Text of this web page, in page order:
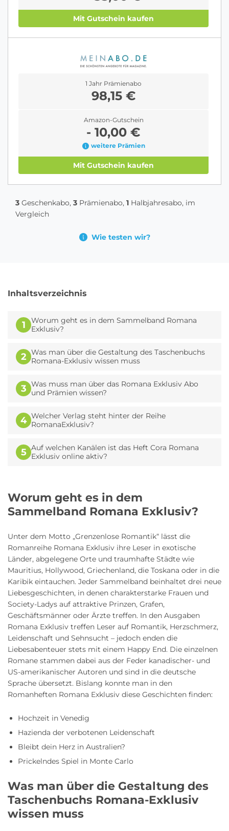
Mit Gutschein kaufen
1 Jahr Prämienabo
98,15 €
Amazon-Gutschein
- 10,00 €
weitere Prämien
Mit Gutschein kaufen
3 Geschenkabo, 3 Prämienabo, 1 Halbjahresabo, im
Vergleich
Wie testen wir?
Worum geht es in dem
Sammelband Romana Exklusiv?
Unter dem Motto „Grenzenlose Romantik“ lässt die
Romanreihe Romana Exklusiv ihre Leser in exotische
Länder, abgelegene Orte und traumhafte Städte wie
Mauritius, Hollywood, Griechenland, die Toskana oder in die
Karibik eintauchen. Jeder Sammelband beinhaltet drei neue
Liebesgeschichten, in denen charakterstarke Frauen und
Society-Ladys auf attraktive Prinzen, Grafen,
Geschäftsmänner oder Ärzte treffen. In den Ausgaben
Romana Exklusiv treffen Leser auf Romantik, Herzschmerz,
Leidenschaft und Sehnsucht – jedoch enden die
Liebesabenteuer stets mit einem Happy End. Die einzelnen
Romane stammen dabei aus der Feder kanadischer- und
US-amerikanischer Autoren und sind in die deutsche
Sprache übersetzt. Bislang konnte man in den
Romanheften Romana Exklusiv diese Geschichten finden:
Hochzeit in Venedig
Hazienda der verbotenen Leidenschaft
Bleibt dein Herz in Australien?
Prickelndes Spiel in Monte Carlo
Was man über die Gestaltung des
Taschenbuchs Romana-Exklusiv
wissen muss
Inhaltsverzeichnis
1
Worum geht es in dem Sammelband Romana
Exklusiv?
2 Was man über die Gestaltung des Taschenbuchs
Romana-Exklusiv wissen muss
3 Was muss man über das Romana Exklusiv Abo
und Prämien wissen?
4 Welcher Verlag steht hinter der Reihe
RomanaExklusiv?
5 Auf welchen Kanälen ist das Heft Cora Romana
Exklusiv online aktiv?